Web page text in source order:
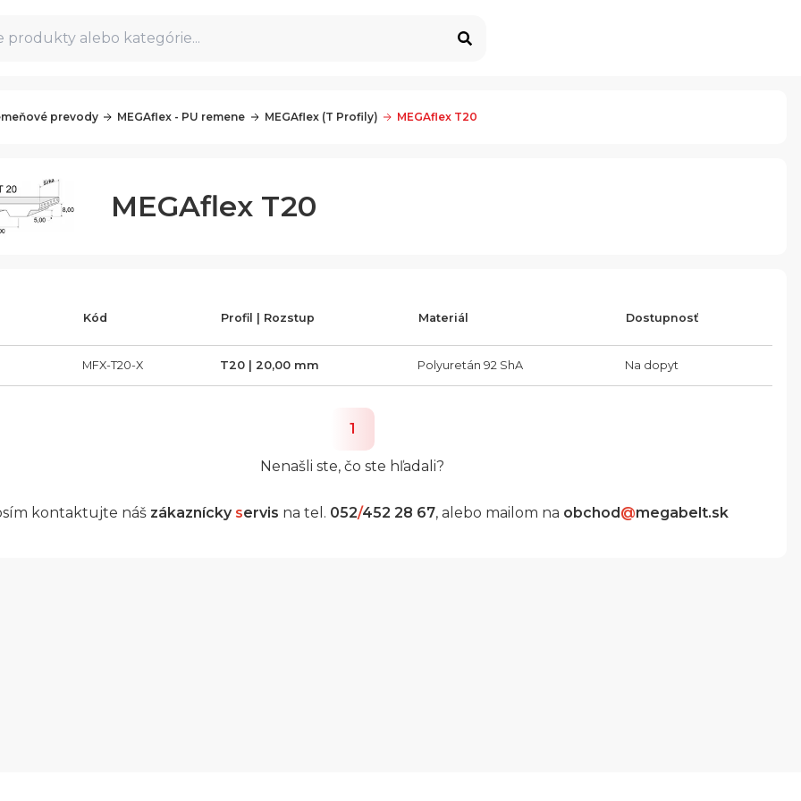
produkty alebo kategórie...
prevody MEGAflex - PU remene MEGAflex (T Profily) MEGAflex T20
MEGAflex T20
Kód Profil | Rozstup Materiál Dostupnosť
MFX-T20-X T20 | 20,00 mm Polyuretán 92 ShA Na dopyt
1
Nenašli ste, čo ste hľadali?
kontaktujte náš zákaznícky servis na tel. 052/452 28 67, alebo mailom na obchod@megabelt.sk